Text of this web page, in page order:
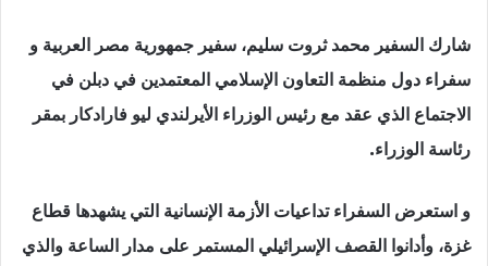
شارك السفير محمد ثروت سليم، سفير جمهورية مصر العربية و
سفراء دول منظمة التعاون الإسلامي المعتمدين في دبلن في
الاجتماع الذي عقد مع رئيس الوزراء الأيرلندي ليو فارادکار بمقر
رئاسة الوزراء.
و استعرض السفراء تداعيات الأزمة الإنسانية التي يشهدها قطاع
غزة، وأدانوا القصف الإسرائيلي المستمر على مدار الساعة والذي